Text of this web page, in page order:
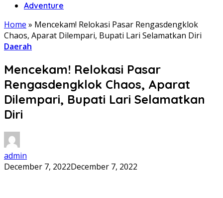
Adventure
Home » Mencekam! Relokasi Pasar Rengasdengklok
Chaos, Aparat Dilempari, Bupati Lari Selamatkan Diri
Daerah
Mencekam! Relokasi Pasar
Rengasdengklok Chaos, Aparat
Dilempari, Bupati Lari Selamatkan
Diri
admin
December 7, 2022December 7, 2022